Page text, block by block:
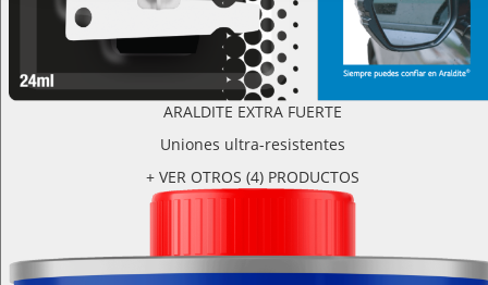
ARALDITE EXTRA FUERTE
Uniones ultra-resistentes
+ VER OTROS (4) PRODUCTOS